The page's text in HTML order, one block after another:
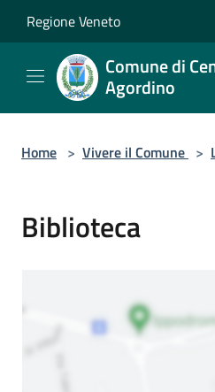
Regione Veneto
Comune di
Agordino
Home > Vivere il Comune >
Biblioteca